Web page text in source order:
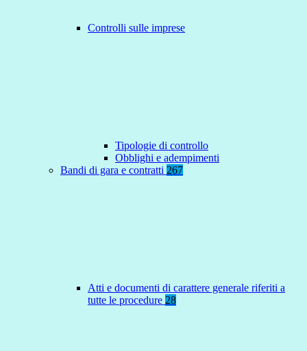
Controlli sulle imprese
Tipologie di controllo
Obblighi e adempimenti
Bandi di gara e contratti 267
Atti e documenti di carattere generale riferiti a
tutte le procedure 28